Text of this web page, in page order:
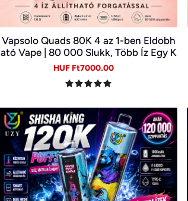
Vapsolo Quads 80K 4 az 1-ben Eldobh
ató Vape | 80 000 Slukk, Több Íz Egy K
észülékben
Sale
HUF Ft7000.00